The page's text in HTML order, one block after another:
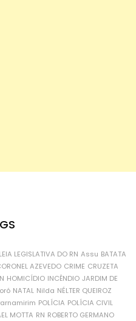
LEGISLATIVA DO RN Assu BATATA
AZEVEDO CRIME CRUZETA
HOMICÍDIO INCÊNDIO JARDIM DE
NATAL Nilda NÉLTER QUEIROZ
POLÍCIA POLÍCIA CIVIL
MOTTA RN ROBERTO GERMANO